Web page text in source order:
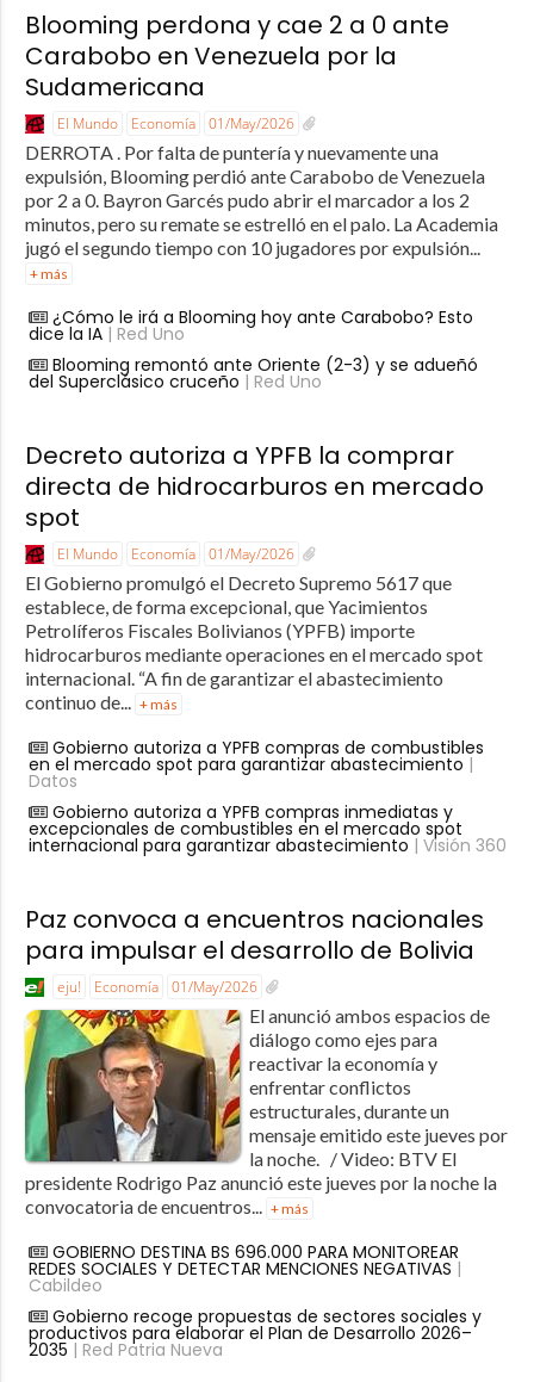
Blooming perdona y cae 2 a 0 ante
Carabobo en Venezuela por la
Sudamericana
El Mundo Economía 01/May/2026
DERROTA . Por falta de puntería y nuevamente una
expulsión, Blooming perdió ante Carabobo de Venezuela
por 2 a 0. Bayron Garcés pudo abrir el marcador a los 2
minutos, pero su remate se estrelló en el palo. La Academia
jugó el segundo tiempo con 10 jugadores por expulsión...
+ más
¿Cómo le irá a Blooming hoy ante Carabobo? Esto
dice la IA| Red Uno
Blooming remontó ante Oriente (2-3) y se adueñó
del Superclásico cruceño | Red Uno
Decreto autoriza a YPFB la comprar
directa de hidrocarburos en mercado
spot
El Mundo Economía 01/May/2026
El Gobierno promulgó el Decreto Supremo 5617 que
establece, de forma excepcional, que Yacimientos
Petrolíferos Fiscales Bolivianos (YPFB) importe
hidrocarburos mediante operaciones en el mercado spot
internacional. “A fin de garantizar el abastecimiento
continuo de... + más
Gobierno autoriza a YPFB compras de combustibles
en el mercado spot para garantizar abastecimiento |
Datos
Gobierno autoriza a YPFB compras inmediatas y
excepcionales de combustibles en el mercado spot
internacional para garantizar abastecimiento | Visión 360
Paz convoca a encuentros nacionales
para impulsar el desarrollo de Bolivia
eju! Economía 01/May/2026
El anunció ambos espacios de
diálogo como ejes para
reactivar la economía y
enfrentar conflictos
estructurales, durante un
mensaje emitido este jueves por
la noche. / Video: BTV El
presidente Rodrigo Paz anunció este jueves por la noche la
convocatoria de encuentros...
+ más
GOBIERNO DESTINA BS 696.000 PARA MONITOREAR
REDES SOCIALES Y DETECTAR MENCIONES NEGATIVAS |
Cabildeo
Gobierno recoge propuestas de sectores sociales y
productivos para elaborar el Plan de Desarrollo 2026–
2035 | Red Patria Nueva